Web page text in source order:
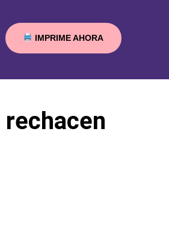
IMPRIME AHORA